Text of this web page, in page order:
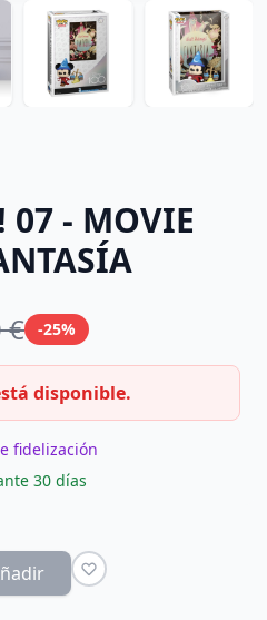
07 - MOVIE
€ -25%
disponible.
fidelización
30 días